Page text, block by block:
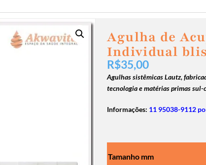
Agulha de
Individual
R$35,00
Agulhas sistêmicasLautz,
tecnologia e matérias primas sul-
Informações: 11 95038-9112
Tamanho mm